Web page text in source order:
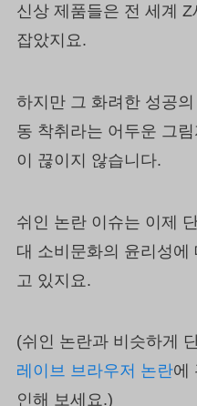
신상 제품들은 전 세계
잡았지요.
하지만 그 화려한 성공
동 착취라는 어두운 그
이 끊이지 않습니다.
쉬인 논란 이슈는 이제
대 소비문화의 윤리성에
고 있지요.
(쉬인 논란과 비슷하게
레이브 브라우저 논란에
인해 보세요.)